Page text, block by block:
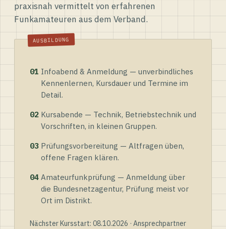
praxisnah vermittelt von erfahrenen
Funkamateuren aus dem Verband.
01 Infoabend & Anmeldung — unverbindliches
Kennenlernen, Kursdauer und Termine im
Detail.
02 Kursabende — Technik, Betriebstechnik und
Vorschriften, in kleinen Gruppen.
03 Prüfungsvorbereitung — Altfragen üben,
offene Fragen klären.
04 Amateurfunkprüfung — Anmeldung über
die Bundesnetzagentur, Prüfung meist vor
Ort im Distrikt.
Nächster Kursstart: 08.10.2026 · Ansprechpartner